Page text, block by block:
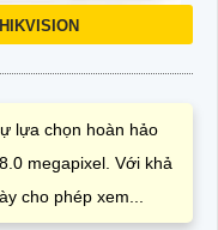
lựa chọn hoàn hảo
megapixel. Với khả
cho phép xem...